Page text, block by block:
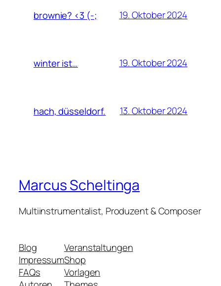
brownie? <3 (-; 19. Oktober 2024
winter ist… 19. Oktober 2024
hach, düsseldorf. 13. Oktober 2024
Marcus Scheltinga
Multiinstrumentalist, Produzent & Composer
Blog
Impressum
FAQs
Veranstaltungen
Shop
Vorlagen